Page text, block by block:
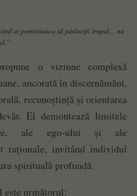
ai permisiunea să părăseşti trupul… nu
o viziune complexă
ancorată în discernământ,
recunoștință și orientarea
El demontează limitele
ale ego-ului și ale
raționale, invitând individul
spirituală profundă.
este următorul: